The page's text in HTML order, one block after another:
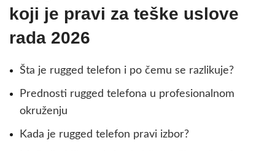
koji je pravi za teške uslove
rada 2026
Šta je rugged telefon i po čemu se razlikuje?
Prednosti rugged telefona u profesionalnom
okruženju
Kada je rugged telefon pravi izbor?